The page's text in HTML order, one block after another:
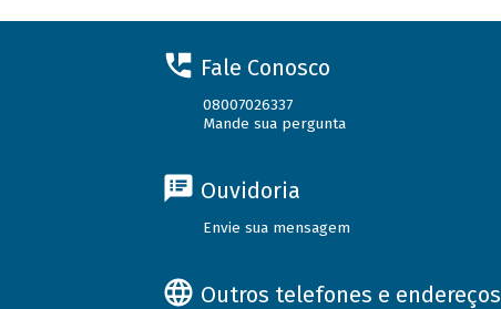
Fale Conosco
08007026337
Mande sua pergunta
Ouvidoria
Envie sua mensagem
Outros telefones e endereços